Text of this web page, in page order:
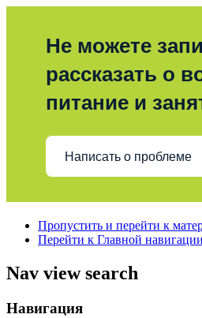
Не можете
рассказать о
питание и
Написать о проблеме
Пропустить и перейти к
Перейти к Главной
Nav view search
Навигация